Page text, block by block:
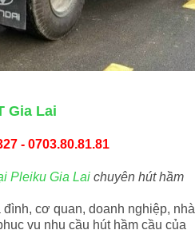
Gia Lai
- 0703.80.81.81
Pleiku Gia Lai chuyên hút hầm
cơ quan, doanh nghiệp, nhà
vụ nhu cầu hút hầm cầu của